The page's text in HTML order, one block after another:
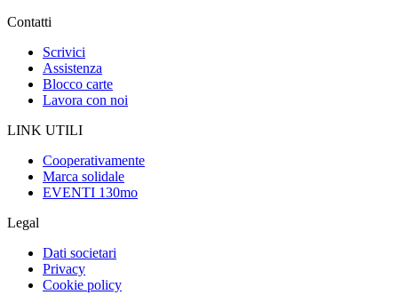
Contatti
Scrivici
Assistenza
Blocco carte
Lavora con noi
LINK UTILI
Cooperativamente
Marca solidale
EVENTI 130mo
Legal
Dati societari
Privacy
Cookie policy